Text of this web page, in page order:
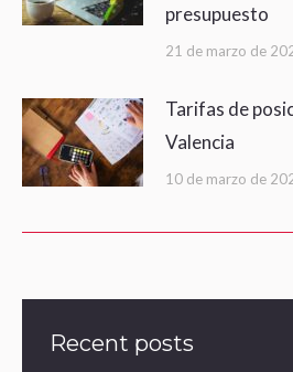
presupuesto
21 de marzo de
Tarifas de
Valencia
10 de marzo de
Recent posts